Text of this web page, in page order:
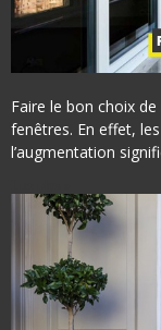
Faire le bon choix
fenêtres. En effet,
l’augmentation